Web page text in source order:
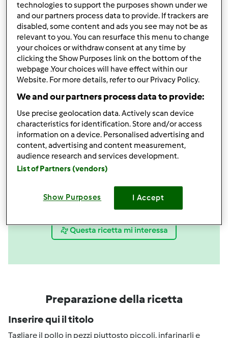
Accessori che ti serviranno
Cestello
acquista
Spatola
acquista
acquista
le tue attività
Questa ricetta mi interessa
Preparazione della ricetta
Inserire qui il titolo
Tagliare il pollo in pezzi piuttosto piccoli, infarinarli e
technologies to support the purposes shown under we
and our partners process data to provide. If trackers are
disabled, some content and ads you see may not be as
relevant to you. You can resurface this menu to change
your choices or withdraw consent at any time by
clicking the Show Purposes link on the bottom of the
webpage .Your choices will have effect within our
Website. For more details, refer to our Privacy Policy.
We and our partners process data to provide:
Use precise geolocation data. Actively scan device
characteristics for identification. Store and/or access
information on a device. Personalised advertising and
content, advertising and content measurement,
audience research and services development.
List of Partners (vendors)
Show Purposes I Accept